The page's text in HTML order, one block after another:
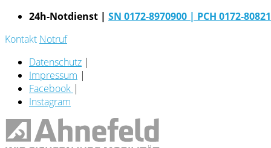
24h-Notdienst | SN 0172-8970900 | PCH 0172-
Kontakt Notruf
Datenschutz |
Impressum |
Facebook |
Instagram